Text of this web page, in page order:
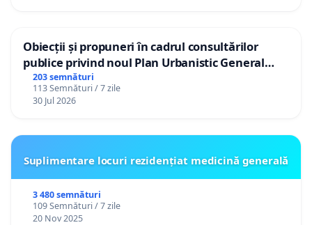
Obiecții și propuneri în cadrul consultărilor
publice privind noul Plan Urbanistic General
(PUG) Ialoveni
203 semnături
113 Semnături / 7 zile
30 Jul 2026
Suplimentare locuri rezidențiat medicină generală
3 480 semnături
109 Semnături / 7 zile
20 Nov 2025